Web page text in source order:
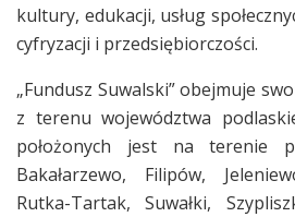
kultury, edukacji, usług
cyfryzacji i przedsiębiorczości.
„Fundusz Suwalski” obejmuje
z terenu województwa
położonych jest na terenie
Bakałarzewo, Filipów,
Rutka-Tartak, Suwałki,